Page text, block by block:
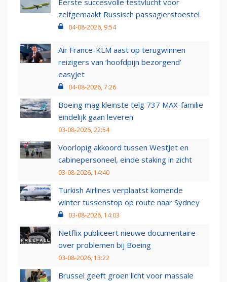
Eerste succesvolle testvlucht voor
zelfgemaakt Russisch passagierstoestel
04-08-2026, 9:54
Air France-KLM aast op terugwinnen
reizigers van ‘hoofdpijn bezorgend’
easyJet
04-08-2026, 7:26
Boeing mag kleinste telg 737 MAX-familie
eindelijk gaan leveren
03-08-2026, 22:54
Voorlopig akkoord tussen WestJet en
cabinepersoneel, einde staking in zicht
03-08-2026, 14:40
Turkish Airlines verplaatst komende
winter tussenstop op route naar Sydney
03-08-2026, 14:03
Netflix publiceert nieuwe documentaire
over problemen bij Boeing
03-08-2026, 13:22
Brussel geeft groen licht voor massale